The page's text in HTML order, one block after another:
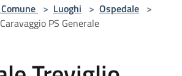
> Luoghi > Ospedale >
PS Generale